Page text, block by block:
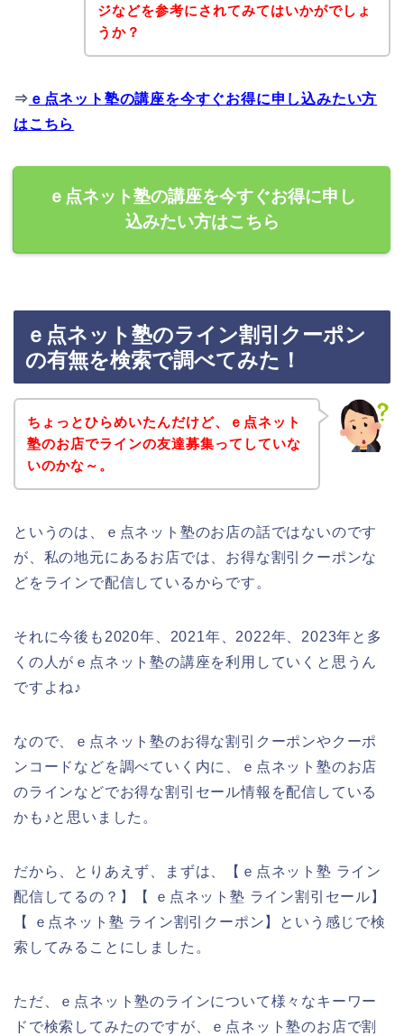
ジなどを参考にされてみてはいかがでしょ
うか？
⇒ ｅ点ネット塾の講座を今すぐお得に申し込みたい方
はこちら
ｅ点ネット塾の講座を今すぐお得に申し
込みたい方はこちら
ｅ点ネット塾のライン割引クーポン
の有無を検索で調べてみた！
ちょっとひらめいたんだけど、ｅ点ネット
塾のお店でラインの友達募集ってしていな
いのかな～。
というのは、ｅ点ネット塾のお店の話ではないのです
が、私の地元にあるお店では、お得な割引クーポンな
どをラインで配信しているからです。
それに今後も2020年、2021年、2022年、2023年と多
くの人がｅ点ネット塾の講座を利用していくと思うん
ですよね♪
なので、ｅ点ネット塾のお得な割引クーポンやクーポ
ンコードなどを調べていく内に、ｅ点ネット塾のお店
のラインなどでお得な割引セール情報を配信している
かも♪と思いました。
だから、とりあえず、まずは、【ｅ点ネット塾 ライン
配信してるの？】【 ｅ点ネット塾 ライン割引セール】
【 ｅ点ネット塾 ライン割引クーポン】という感じで検
索してみることにしました。
ただ、ｅ点ネット塾のラインについて様々なキーワー
ドで検索してみたのですが、ｅ点ネット塾のお店で割